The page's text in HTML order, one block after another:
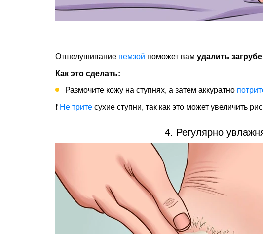
Отшелушивание пемзой поможет вам удалить
Как это сделать:
Размочите кожу на ступнях, а затем аккуратно
❗ Не трите сухие ступни, так как это может увеличить
4. Регулярно